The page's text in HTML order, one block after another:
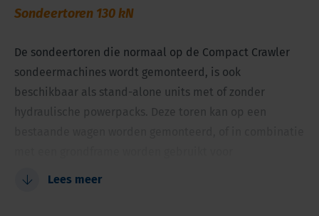
Sondeertoren 130 kN
De sondeertoren die normaal op de Compact Crawler
sondeermachines wordt gemonteerd, is ook
beschikbaar als stand-alone units met of zonder
hydraulische powerpacks. Deze toren kan op een
werkzaamheden in kelders en andere moeilijk
Lees meer